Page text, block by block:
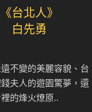
《台北人》
白先勇
不變的美麗容貌、台
夫人的遊園驚夢，還
的烽火燎原..